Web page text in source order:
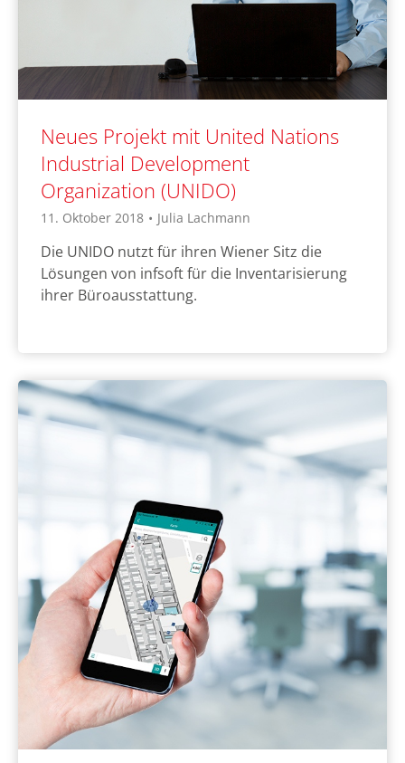
Neues Projekt mit United Nations
Industrial Development
Organization (UNIDO)
11. Oktober 2018 • Julia Lachmann
Die UNIDO nutzt für ihren Wiener Sitz die
Lösungen von infsoft für die Inventarisierung
ihrer Büroausstattung.